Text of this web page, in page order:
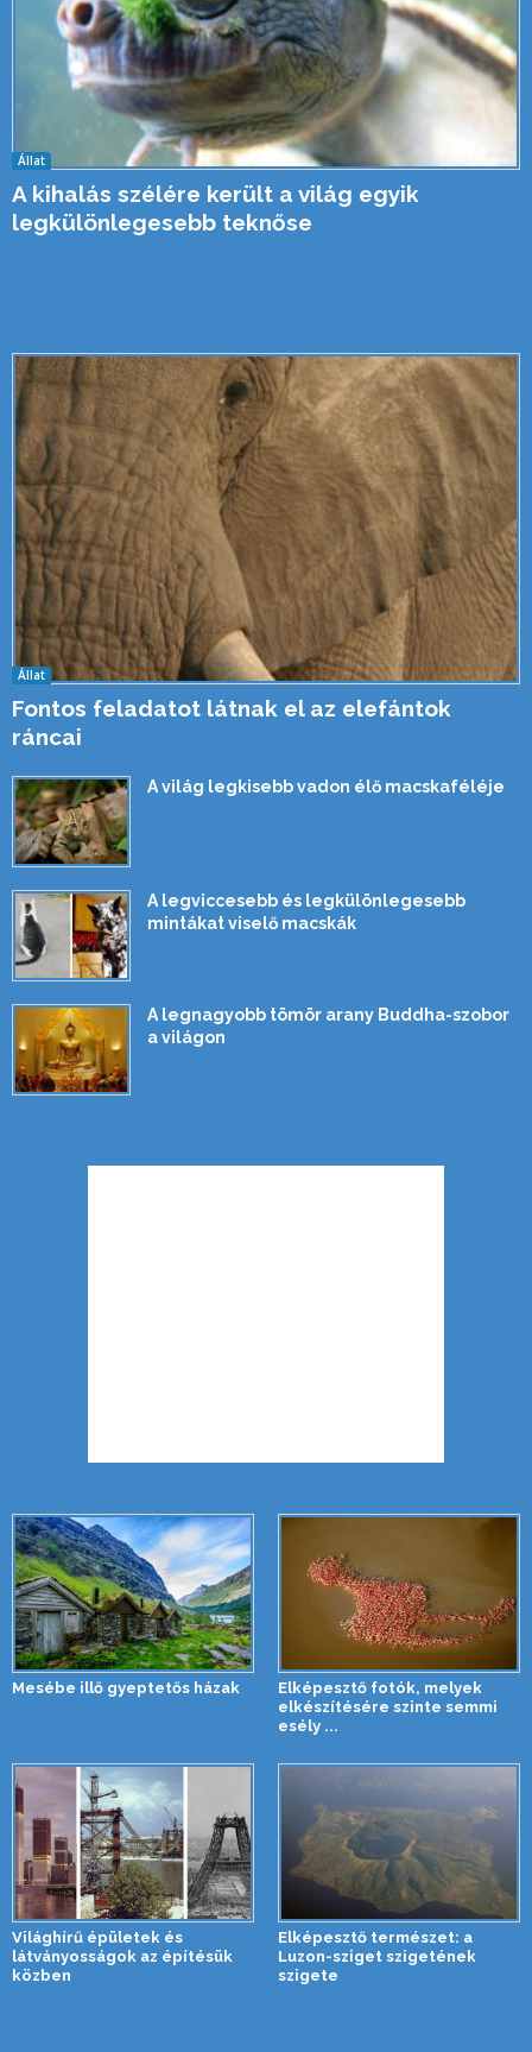
Állat
A kihalás szélére került a világ egyik
legkülönlegesebb teknőse
Állat
Fontos feladatot látnak el az elefántok
ráncai
A világ legkisebb vadon élő macskaféléje
A legviccesebb és legkülönlegesebb
mintákat viselő macskák
A legnagyobb tömör arany Buddha-szobor
a világon
Mesébe illő gyeptetős házak
Elképesztő fotók, melyek
elkészítésére szinte semmi
esély ...
Világhírű épületek és
látványosságok az építésük
közben
Elképesztő természet: a
Luzon-sziget szigetének
szigete